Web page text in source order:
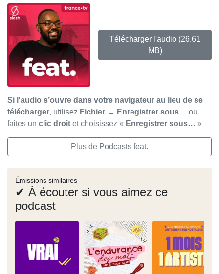
Télécharger l'audio (26.61
MB)
Si l'audio s’ouvre dans votre navigateur au lieu de se
télécharger, utilisez Fichier → Enregistrer sous… ou
faites un clic droit et choisissez « Enregistrer sous… »
Plus de Podcasts feat.
Émissions similaires
✔ À écouter si vous aimez ce
podcast